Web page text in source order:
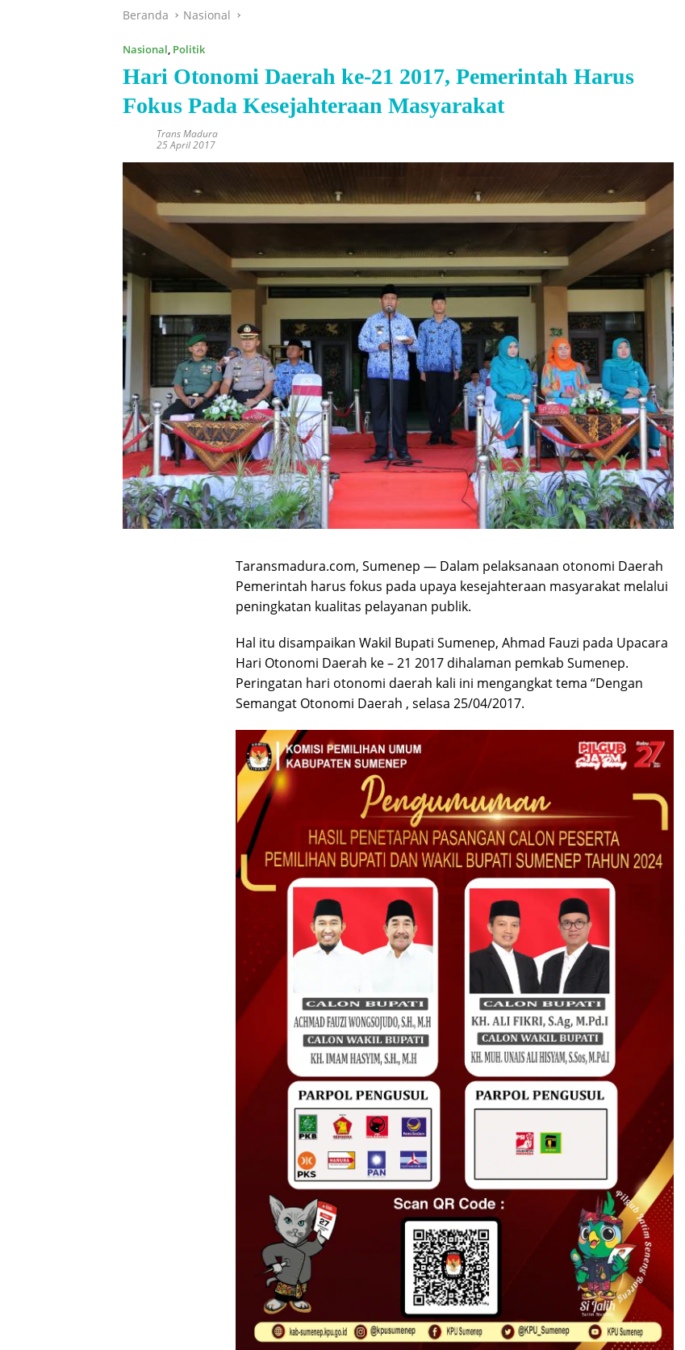
Beranda Nasional
Nasional Politik
Hari Otonomi Daerah ke-21 2017, Pemerintah Harus
Fokus Pada Kesejahteraan Masyarakat
Trans Madura
25 April 2017
Taransmadura.com, Sumenep — Dalam pelaksanaan otonomi Daerah
Pemerintah harus fokus pada upaya kesejahteraan masyarakat melalui
peningkatan kualitas pelayanan publik.
Hal itu disampaikan Wakil Bupati Sumenep, Ahmad Fauzi pada Upacara
Hari Otonomi Daerah ke – 21 2017 dihalaman pemkab Sumenep.
Peringatan hari otonomi daerah kali ini mengangkat tema “Dengan
Semangat Otonomi Daerah , selasa 25/04/2017.